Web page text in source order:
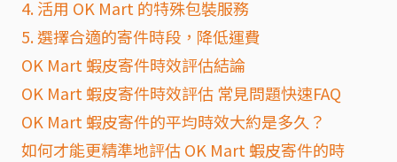
4. 活用 OK Mart 的特殊包裝服務
5. 選擇合適的寄件時段，降低運費
OK Mart 蝦皮寄件時效評估結論
OK Mart 蝦皮寄件時效評估 常見問題快速FAQ
OK Mart 蝦皮寄件的平均時效大約是多久？
如何才能更精準地評估 OK Mart 蝦皮寄件的時